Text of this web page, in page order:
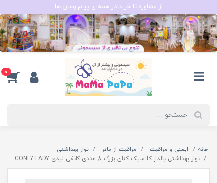
از مشاوره تا خرید در همه ی پیام رسان ها
0
خانه ایمنی و مراقبت مراقبت از مادر
نوار بهداشتی
نوار بهداشتی بالدار کلاسیک کتان بزرگ 8 عددی کانفی لیدی CONFY LADY